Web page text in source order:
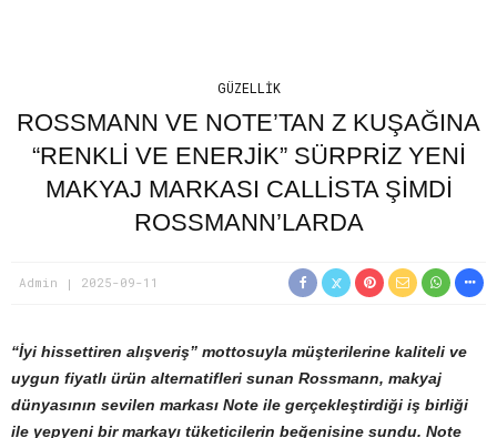
GÜZELLIK
ROSSMANN VE NOTE’TAN Z KUŞAĞINA
“RENKLI VE ENERJIK” SÜRPRIZ YENI
MAKYAJ MARKASI CALLISTA ŞIMDI
ROSSMANN’LARDA
Admin 2025-09-11
“İyi hissettiren alışveriş” mottosuyla müşterilerine kaliteli ve
uygun fiyatlı ürün alternatifleri sunan Rossmann, makyaj
dünyasının sevilen markası Note ile gerçekleştirdiği iş birliği
ile yepyeni bir markayı tüketicilerin beğenisine sundu. Note